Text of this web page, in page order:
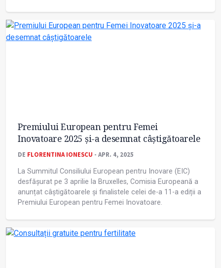
Premiului European pentru Femei
Inovatoare 2025 și-a desemnat câștigătoarele
DE FLORENTINA IONESCU - APR. 4, 2025
La Summitul Consiliului European pentru Inovare (EIC)
desfășurat pe 3 aprilie la Bruxelles, Comisia Europeană a
anunțat câștigătoarele și finalistele celei de-a 11-a ediții a
Premiului European pentru Femei Inovatoare.